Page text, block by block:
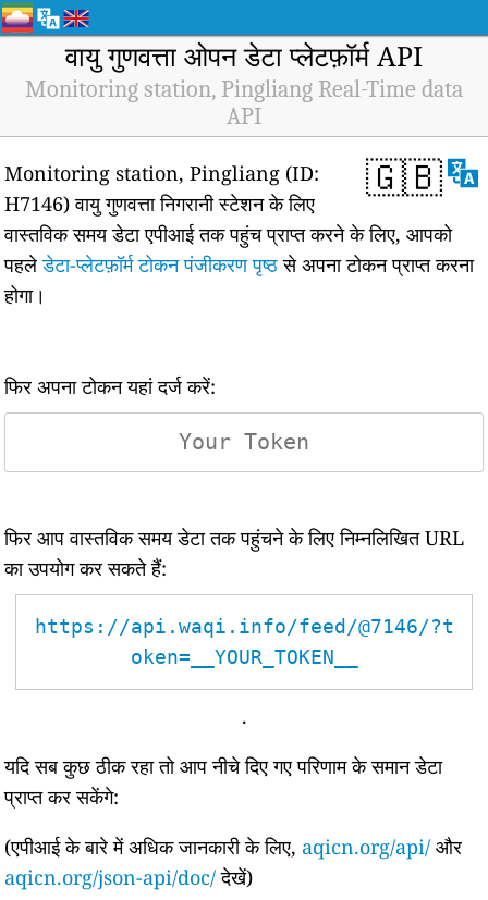
वायु गुणवत्ता ओपन डेटा प्लेटफ़ॉर्म API
Monitoring station, Pingliang Real-Time data
API
🇬🇧
Monitoring station, Pingliang (ID:
H7146) वायु गुणवत्ता निगरानी स्टेशन के लिए
वास्तविक समय डेटा एपीआई तक पहुंच प्राप्त करने के लिए, आपको
पहलेडेटा-प्लेटफ़ॉर्म टोकन पंजीकरण पृष्ठसे अपना टोकन प्राप्त करना
होगा।
फिर अपना टोकन यहां दर्ज करें:
फिर आप वास्तविक समय डेटा तक पहुंचने के लिए निम्नलिखित URL
का उपयोग कर सकते हैं:
https://api.waqi.info/feed/@7146/?t
oken=__YOUR_TOKEN__
.
यदि सब कुछ ठीक रहा तो आप नीचे दिए गए परिणाम के समान डेटा
प्राप्त कर सकेंगे:
(एपीआई के बारे में अधिक जानकारी के लिए, aqicn.org/api/ और
aqicn.org/json-api/doc/देखें)